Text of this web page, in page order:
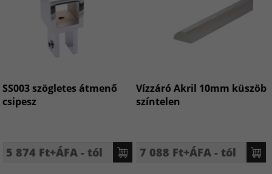
SS003 szögletes átmenő
csipesz
5 874 Ft+ÁFA - tól
Vízzáró Akril 10mm küszöb
színtelen
7 088 Ft+ÁFA - tól